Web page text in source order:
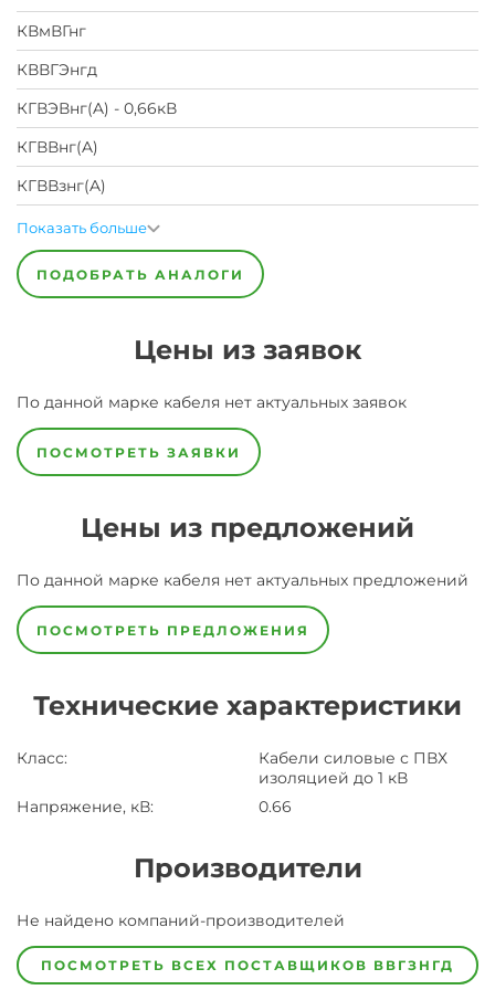
КВмВГнг
КВВГЭнгд
КГВЭВнг(A) - 0,66кВ
КГВВнг(A)
КГВВзнг(A)
Показать больше
ПОДОБРАТЬ АНАЛОГИ
Цены из заявок
По данной марке кабеля нет актуальных заявок
ПОСМОТРЕТЬ ЗАЯВКИ
Цены из предложений
По данной марке кабеля нет актуальных предложений
ПОСМОТРЕТЬ ПРЕДЛОЖЕНИЯ
Технические характеристики
Класс:
Кабели силовые с ПВХ
изоляцией до 1 кВ
Напряжение, кВ: 0.66
Производители
ЗаводЗавод-
предпочел
скрыть
Не найдено компаний-производителей
ПОСМОТРЕТЬ ВСЕХ ПОСТАВЩИКОВ ВВГЗНГД